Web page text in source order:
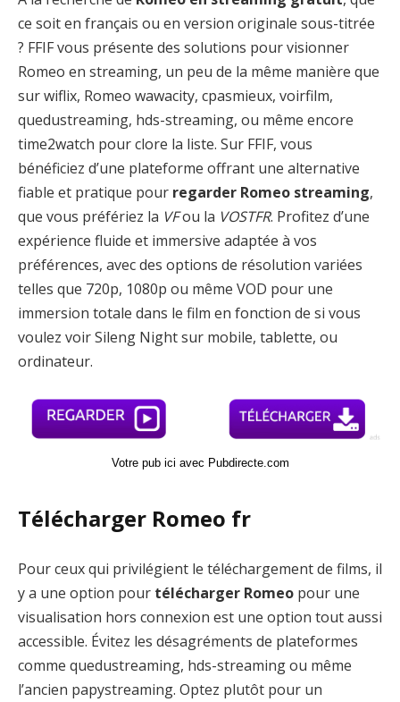
ce soit en français ou en version originale sous-titrée
? FFIF vous présente des solutions pour visionner
Romeo en streaming, un peu de la même manière que
sur wiflix, Romeo wawacity, cpasmieux, voirfilm,
quedustreaming, hds-streaming, ou même encore
time2watch pour clore la liste. Sur FFIF, vous
bénéficiez d’une plateforme offrant une alternative
fiable et pratique pour regarder Romeo streaming,
que vous préfériez la VFou la VOSTFR. Profitez d’une
expérience fluide et immersive adaptée à vos
préférences, avec des options de résolution variées
telles que 720p, 1080p ou même VOD pour une
immersion totale dans le film en fonction de si vous
voulez voir Sileng Night sur mobile, tablette, ou
ordinateur.
Votre pub ici avec Pubdirecte.com
Télécharger Romeo fr
Pour ceux qui privilégient le téléchargement de films, il
y a une option pour télécharger Romeo pour une
visualisation hors connexion est une option tout aussi
accessible. Évitez les désagréments de plateformes
comme quedustreaming, hds-streaming ou même
l’ancien papystreaming. Optez plutôt pour un